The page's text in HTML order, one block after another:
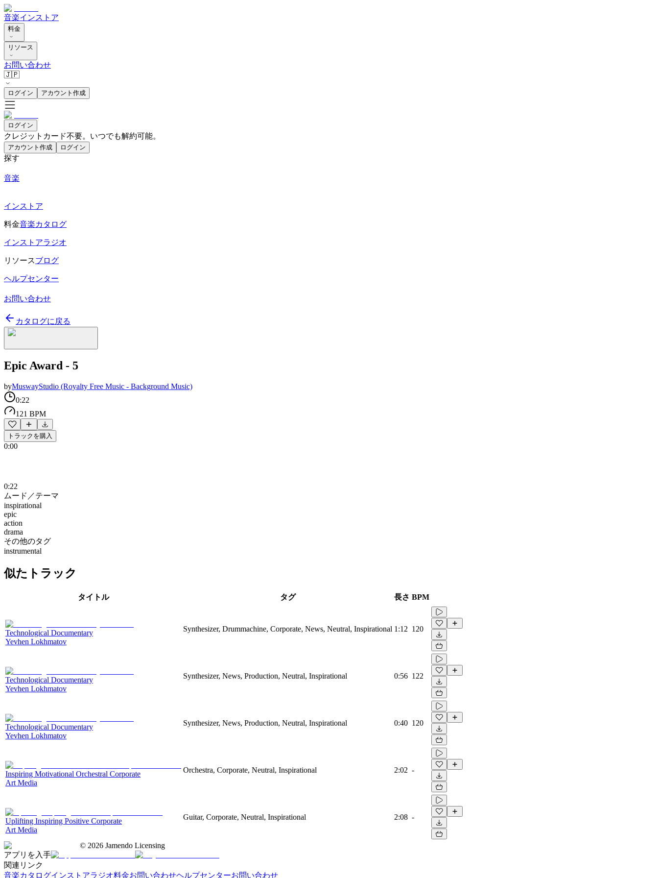
音楽インストア
料金
リソース
お問い合わせ
🇯🇵
ログイン アカウント作成
ログイン
クレジットカード不要。いつでも解約可能。
アカウント作成 ログイン
探す
音楽
インストア
料金音楽カタログ
インストアラジオ
リソースブログ
ヘルプセンター
お問い合わせ
カタログに戻る
Epic Award - 5
byMuswayStudio (Royalty Free Music - Background Music)
0:22
121 BPM
トラックを購入
0:00
0:22
ムード／テーマ
inspirational
epic
action
drama
その他のタグ
instrumental
似たトラック
タイトル タグ 長さ BPM
Technological Documentary
Yevhen Lokhmatov
Synthesizer, Drummachine, Corporate, News, Neutral, Inspirational 1:12 120
Technological Documentary
Yevhen Lokhmatov
Synthesizer, News, Production, Neutral, Inspirational 0:56 122
Technological Documentary
Yevhen Lokhmatov
Synthesizer, News, Production, Neutral, Inspirational 0:40 120
Inspiring Motivational Orchestral Corporate
Art Media
Orchestra, Corporate, Neutral, Inspirational 2:02 -
Uplifting Inspiring Positive Corporate
Art Media
Guitar, Corporate, Neutral, Inspirational 2:08 -
© 2026 Jamendo Licensing
アプリを入手
関連リンク
音楽カタログインストアラジオ料金お問い合わせヘルプセンターお問い合わせ